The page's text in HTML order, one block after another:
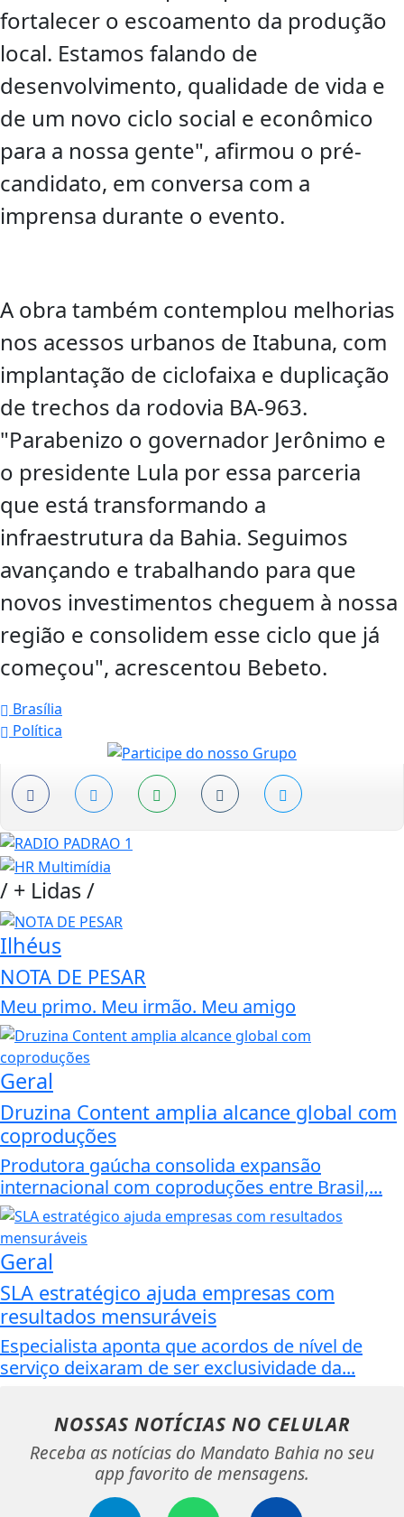
fortalecer o escoamento da produção
local. Estamos falando de
desenvolvimento, qualidade de vida e
de um novo ciclo social e econômico
para a nossa gente", afirmou o pré-
candidato, em conversa com a
imprensa durante o evento.
A obra também contemplou melhorias
nos acessos urbanos de Itabuna, com
implantação de ciclofaixa e duplicação
de trechos da rodovia BA-963.
"Parabenizo o governador Jerônimo e
o presidente Lula por essa parceria
que está transformando a
infraestrutura da Bahia. Seguimos
avançando e trabalhando para que
novos investimentos cheguem à nossa
região e consolidem esse ciclo que já
começou", acrescentou Bebeto.
Brasília
Política
/ + Lidas/
Ilhéus
NOTA DE PESAR
Meu primo. Meu irmão. Meu amigo
Geral
Druzina Content amplia alcance global com
coproduções
Produtora gaúcha consolida expansão
internacional com coproduções entre Brasil,...
Geral
SLA estratégico ajuda empresas com
resultados mensuráveis
Especialista aponta que acordos de nível de
serviço deixaram de ser exclusividade da...
NOSSAS NOTÍCIAS NO CELULAR
Receba as notícias do Mandato Bahia no seu
app favorito de mensagens.